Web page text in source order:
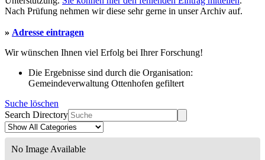
Nach Prüfung nehmen wir diese sehr gerne in unser Archiv auf.
» Adresse eintragen
Wir wünschen Ihnen viel Erfolg bei Ihrer Forschung!
Die Ergebnisse sind durch die Organisation:
Gemeindeverwaltung Ottenhofen gefiltert
Suche löschen
Search Directory
No Image Available